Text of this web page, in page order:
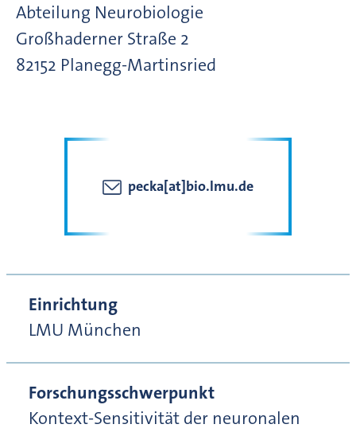
Abteilung Neurobiologie
Großhaderner Straße 2
82152 Planegg-Martinsried
pecka[at]bio.lmu.de
Einrichtung
LMU München
Forschungsschwerpunkt
Kontext-Sensitivität der neuronalen